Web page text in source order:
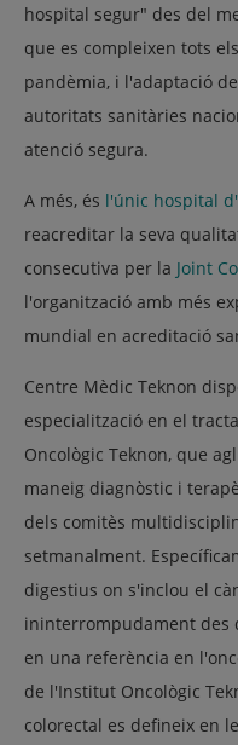
hospital segur" des del
que es compleixen tots
pandèmia, i l'adaptació
autoritats sanitàries
atenció segura.
A més, és l'únic hospital
reacreditar la seva
consecutiva per la Joint
l'organització amb més
mundial en acreditació
Centre Mèdic Teknon
especialització en el
Oncològic Teknon, que
maneig diagnòstic i
dels comitès
setmanalment.
digestius on s'inclou el
ininterrompudament des
en una referència en
de l'Institut Oncològic
colorectal es defineix en